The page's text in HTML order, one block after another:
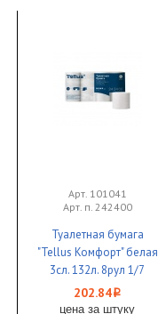
Арт. 101041
Арт. п. 242400
Туалетная бумага
"Tellus Комфорт" белая
3сл. 132л. 8рул 1/7
202.84i
цена за штуку